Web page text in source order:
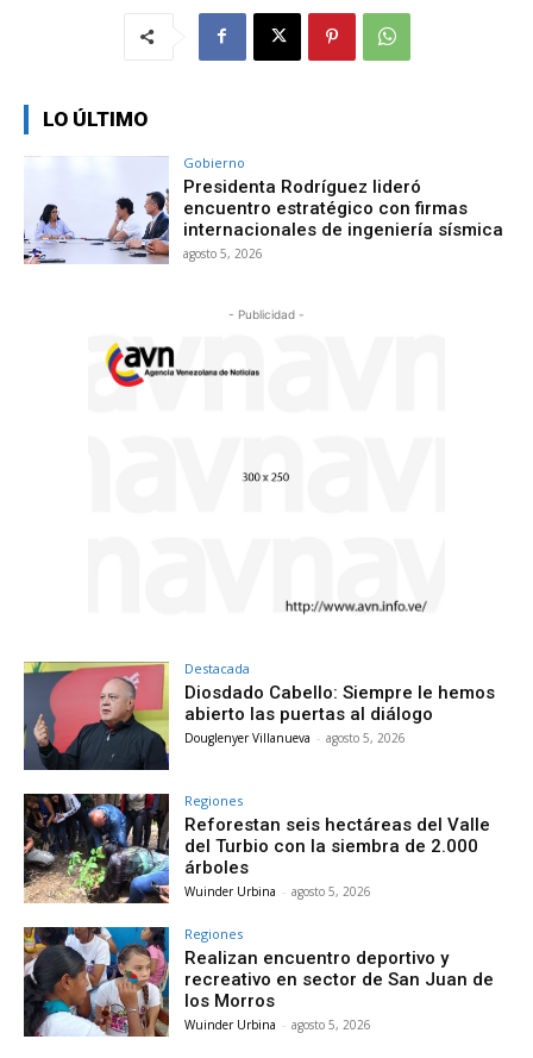
LO ÚLTIMO
Gobierno
Presidenta Rodríguez lideró
encuentro estratégico con firmas
internacionales de ingeniería sísmica
agosto 5, 2026
- Publicidad -
Destacada
Diosdado Cabello: Siempre le hemos
abierto las puertas al diálogo
Douglenyer Villanueva - agosto 5, 2026
Regiones
Reforestan seis hectáreas del Valle
del Turbio con la siembra de 2.000
árboles
Wuinder Urbina - agosto 5, 2026
Regiones
Realizan encuentro deportivo y
recreativo en sector de San Juan de
los Morros
Wuinder Urbina - agosto 5, 2026